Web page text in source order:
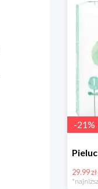
-21%
29.99 zł